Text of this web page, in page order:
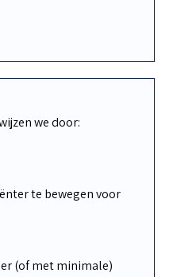
we door:
te bewegen voor
(of met minimale)